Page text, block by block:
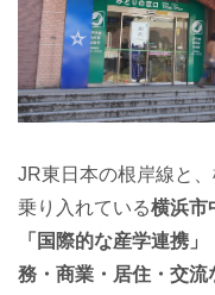
JR東日本の根岸線と
乗り入れている横浜市
「国際的な産学連携
務・商業・居住・交